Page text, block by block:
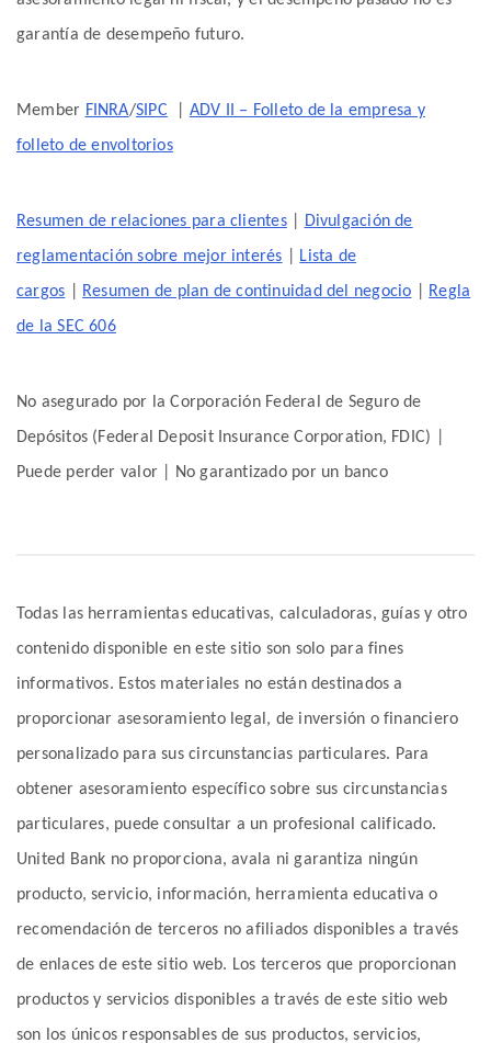
garantía de desempeño futuro.
Member FINRA/SIPC
ADV II – Folleto de la empresa y
folleto de envoltorios
Resumen de relaciones para clientes|
Divulgación de
reglamentación sobre mejor interés
Lista de
cargos
Resumen de plan de continuidad del negocio
Regla
de la SEC 606
No asegurado por la Corporación Federal de Seguro de
Depósitos (Federal Deposit Insurance Corporation, FDIC) |
Puede perder valor | No garantizado por un banco
Todas las herramientas educativas, calculadoras, guías y otro
contenido disponible en este sitio son solo para fines
informativos. Estos materiales no están destinados a
proporcionar asesoramiento legal, de inversión o financiero
personalizado para sus circunstancias particulares. Para
obtener asesoramiento específico sobre sus circunstancias
particulares, puede consultar a un profesional calificado.
United Bank no proporciona, avala ni garantiza ningún
producto, servicio, información, herramienta educativa o
recomendación de terceros no afiliados disponibles a través
de enlaces de este sitio web. Los terceros que proporcionan
productos y servicios disponibles a través de este sitio web
son los únicos responsables de sus productos, servicios,